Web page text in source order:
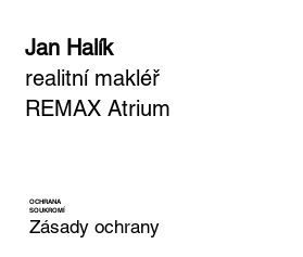
Jan Halík
realitní makléř
REMAX Atrium
OCHRANA
SOUKROMÍ
Zásady ochrany